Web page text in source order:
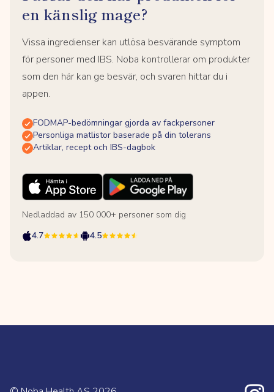
en känslig mage?
Vissa ingredienser kan utlösa besvärande symptom
för personer med IBS. Noba kontrollerar om produkter
som den här kan ge besvär, och svaren hittar du i
appen.
FODMAP-bedömningar gjorda av fackpersoner
Personliga matlistor baserade på din tolerans
Artiklar, recept och IBS-dagbok
Nedladdad av 150 000+ personer som dig
4.7
4.5